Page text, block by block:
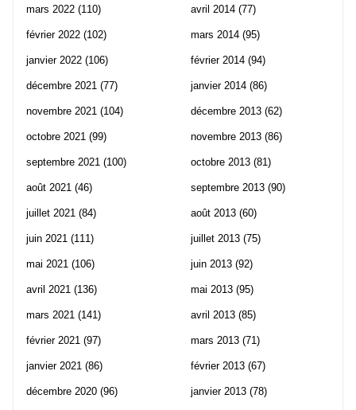
mars 2022 (110)
février 2022 (102)
janvier 2022 (106)
décembre 2021 (77)
novembre 2021 (104)
octobre 2021 (99)
septembre 2021 (100)
août 2021 (46)
juillet 2021 (84)
juin 2021 (111)
mai 2021 (106)
avril 2021 (136)
mars 2021 (141)
février 2021 (97)
janvier 2021 (86)
décembre 2020 (96)
avril 2014 (77)
mars 2014 (95)
février 2014 (94)
janvier 2014 (86)
décembre 2013 (62)
novembre 2013 (86)
octobre 2013 (81)
septembre 2013 (90)
août 2013 (60)
juillet 2013 (75)
juin 2013 (92)
mai 2013 (95)
avril 2013 (85)
mars 2013 (71)
février 2013 (67)
janvier 2013 (78)